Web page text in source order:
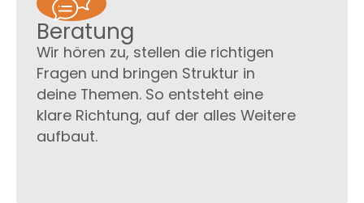
Beratung
Wir hören zu, stellen die richtigen
Fragen und bringen Struktur in
deine Themen. So entsteht eine
klare Richtung, auf der alles Weitere
aufbaut.